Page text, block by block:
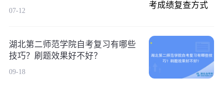
07-12
湖北第二师范学院自考​复习有哪些
技巧？刷题效果好不好？
09-18